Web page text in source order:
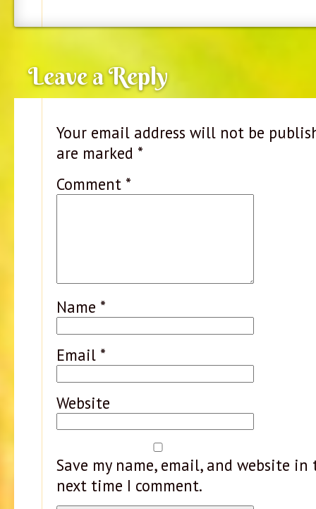
Leave a Reply
Your email address will not be
are marked *
Comment *
Name *
Email *
Website
Save my name, email, and website
next time I comment.